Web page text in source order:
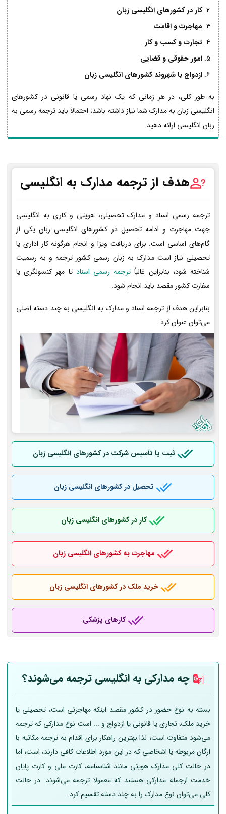
کار در کشورهای انگلیسی زبان
مهاجرت و اقامت
تجارت و کسب و کار
امور حقوقی و قضایی
ازدواج با شهروند کشورهای انگلیسی زبان
به طور کلی، در هر زمانی که یک نهاد رسمی یا قانونی در کشورهای
انگلیسی زبان به مدارک شما نیاز داشته باشد، احتمالاً باید ترجمه رسمی به
زبان انگلیسی ارائه دهید.
هدف از ترجمه مدارک به انگلیسی
ترجمه رسمی اسناد و مدارک تحصیلی، هویتی و کاری به انگلیسی
جهت مهاجرت و ادامه تحصیل در کشورهای انگلیسی زبان یکی از
گام‌های اساسی است. برای دریافت ویزا و انجام هرگونه کار اداری یا
تحصیلی نیاز است مدارک به زبان رسمی کشور ترجمه و به رسمیت
شناخته شود؛ بنابراین غالباً ترجمه رسمی اسناد تا مهر کنسولگری یا
سفارت کشور مقصد باید انجام شود.
بنابراین هدف از ترجمه اسناد و مدارک به انگلیسی به چند دسته اصلی
می‌توان عنوان کرد:
ثبت یا تأسیس شرکت در کشورهای انگلیسی زبان
تحصیل در کشورهای انگلیسی زبان
کار در کشورهای انگلیسی زبان
مهاجرت به کشورهای انگلیسی زبان
خرید ملک در کشورهای انگلیسی زبان
کارهای پزشکی
چه مدارکی به انگلیسی ترجمه می‌شوند؟
بسته به نوع حضور در کشور مقصد اینکه مهاجرتی است، تحصیلی یا
خرید ملک، تجاری یا قانونی یا ازدواج و ... است نوع مدارکی که ترجمه
می‌شود متفاوت است؛ لذا بهترین راهکار برای اقدام به ترجمه مکاتبه با
ارگان مربوطه یا اشخاصی که در این مورد اطلاعات کافی دارند، است؛ اما
در حالت کلی مدارک هویتی مانند شناسنامه، کارت ملی و کارت پایان
خدمت ازجمله مدارکی هستند که معمولا ترجمه می‌شوند. در حالت
کلی می‌توان نوع مدارک را به چند دسته تقسیم کرد.